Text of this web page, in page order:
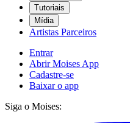
Tutoriais
Mídia
Artistas Parceiros
Entrar
Abrir Moises App
Cadastre-se
Baixar o app
Siga o Moises: